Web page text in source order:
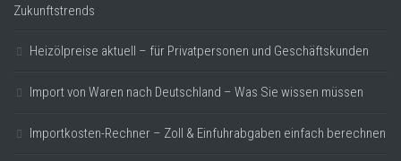
Zukunftstrends
Heizölpreise aktuell – für Privatpersonen und Geschäftskunden
Import von Waren nach Deutschland – Was Sie wissen müssen
Importkosten-Rechner – Zoll & Einfuhrabgaben einfach berechnen